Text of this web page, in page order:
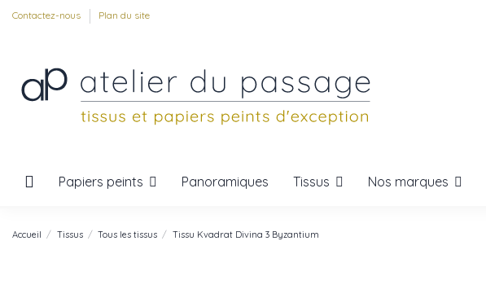
Contactez-nous Plan du site
Papiers peints Panoramiques Tissus Nos marques
Accueil Tissus Tous les tissus Tissu Kvadrat Divina 3 Byzantium